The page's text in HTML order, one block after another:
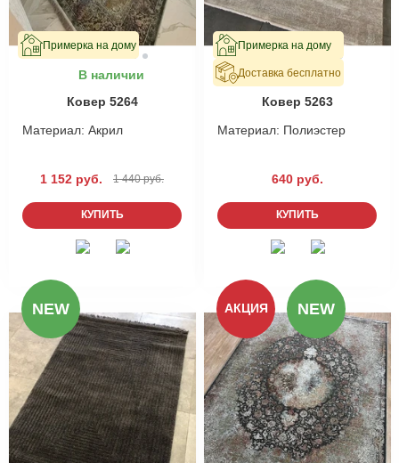
Примерка на дому
В наличии
Ковер 5264
Материал: Акрил
1 152 руб. 1 440 руб.
КУПИТЬ
Примерка на дому
Доставка бесплатно
В наличии
Ковер 5263
Материал: Полиэстер
640 руб.
КУПИТЬ
NEW АКЦИЯ NEW